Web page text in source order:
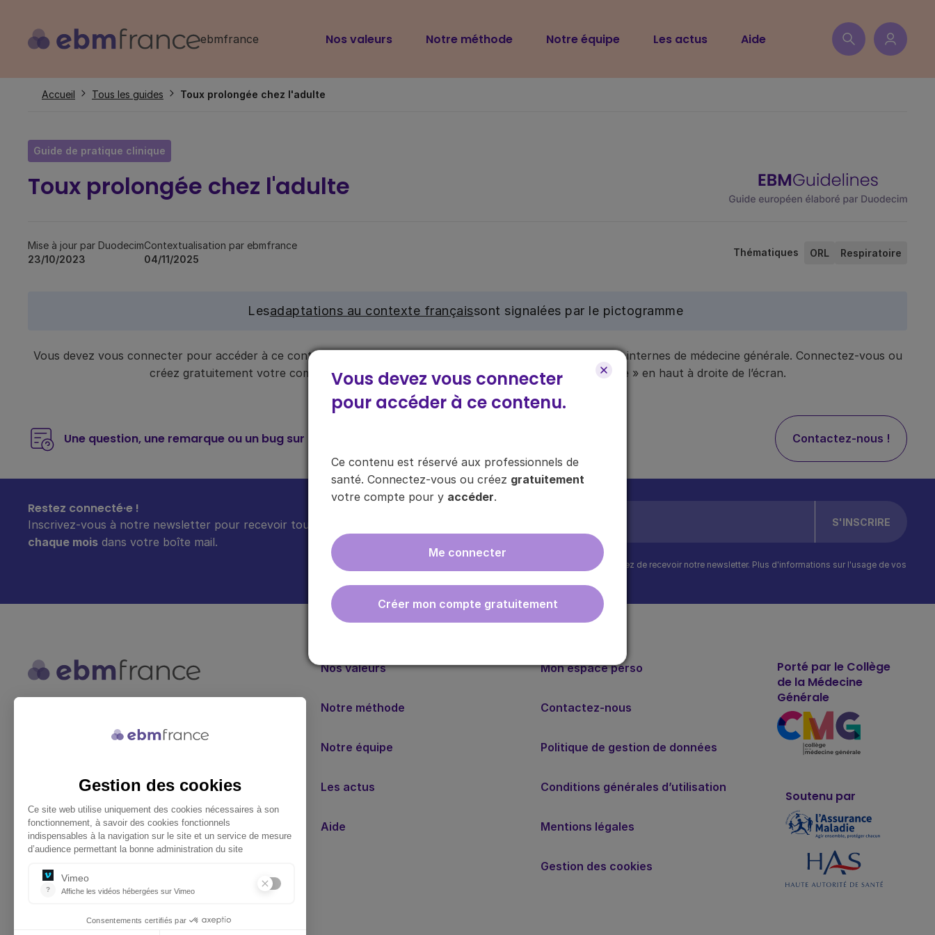
contenu
ebmfrance
Navigation
Nos valeurs Notre méthode Notre équipe Les actus Aide
Vous devez vous connecter
pour accéder à ce contenu.
Ce contenu est réservé aux professionnels de
santé. Connectez-vous ou créez gratuitement
votre compte pour y accéder.
Me connecter
Créer mon compte gratuitement
Fil
Accueil Tous les guides Toux prolongée chez l'adulte
Guide de pratique clinique
Toux prolongée chez l'adulte
Mise à jour par Duodecim
23/10/2023
Contextualisation par ebmfrance
04/11/2025
Thématiques ORL Respiratoire
Lesadaptations au contexte françaissont signalées par le pictogramme
Vous devez vous connecter pour accéder à ce contenu. Ce contenu est réservé aux médecins généralistes et internes de médecine générale. Connectez-vous ou
créez gratuitement votre compte pour y accéder, via le bouton « Se connecter/s’inscrire » en haut à droite de l’écran.
Une question, une remarque ou un bug sur ce contenu ? Contactez-nous !
Restez connecté·e !
Inscrivez-vous à notre newsletter pour recevoir toutes les infos sur nos guides
chaque mois dans votre boîte mail.
En cliquant sur "s'inscrire", vous acceptez de recevoir notre newsletter. Plus d'informations sur l'usage de vos
connaissances médicales gratuite
adaptée à la pratique de la médecine
Nos valeurs
Notre méthode
Notre équipe
Les actus
Aide
Mon espace perso
Contactez-nous
Politique de gestion de données
Conditions générales d’utilisation
Mentions légales
Gestion des cookies
Porté par le Collège
de la Médecine
Générale
Soutenu par